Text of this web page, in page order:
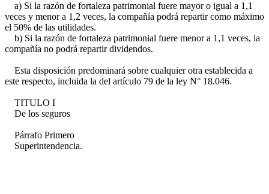
a) Si la razón de fortaleza patrimonial fuere mayor o igual a 1,1
veces y menor a 1,2 veces, la compañía podrá repartir como máximo
el 50% de las utilidades.
b) Si la razón de fortaleza patrimonial fuere menor a 1,1 veces, la
compañía no podrá repartir dividendos.
Esta disposición predominará sobre cualquier otra establecida a
este respecto, incluida la del artículo 79 de la ley N° 18.046.
TITULO I
De los seguros
Párrafo Primero
Superintendencia.